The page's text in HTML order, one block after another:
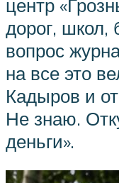
центр
дорог, школ,
вопрос
на все это
Кадыров и
Не знаю.
деньги».